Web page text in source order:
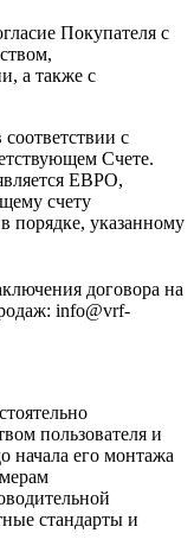
Покупателя с
а также с
с
Счете.
ЕВРО,
cчету
порядке, указанному
договора на
info@vrf-
пользователя и
начала его монтажа
стандарты и